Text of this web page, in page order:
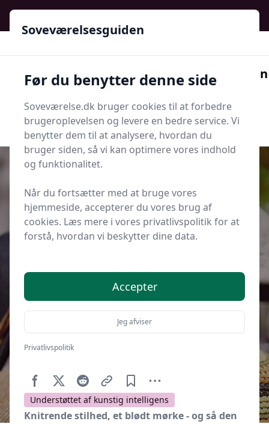
Soveværelsesguiden
Søg nu
Søg nu
Udgivet i Indretning og Hygge
Akustikpaneler på sengevæggen:
sådan gør du
Understøttet af kunstig intelligens
Knitrende stilhed, et blødt mørke - og så den
Soveværelsesguiden
Før du benytter denne side
Soveværelse.dk bruger cookies til at forbedre
brugeroplevelsen og levere en bedre service. Vi
benytter dem til at analysere, hvordan du
bruger siden, så vi kan optimere vores indhold
og funktionalitet.
Når du fortsætter med at bruge vores
hjemmeside, accepterer du vores brug af
cookies. Læs mere i vores privatlivspolitik for at
forstå, hvordan vi beskytter dine data.
Accepter
Jeg afviser
Privatlivspolitik